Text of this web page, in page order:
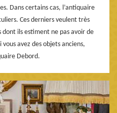
Dans certains cas, l’antiquaire
Ces derniers veulent très
dont ils estiment ne pas avoir de
avez des objets anciens,
Debord.